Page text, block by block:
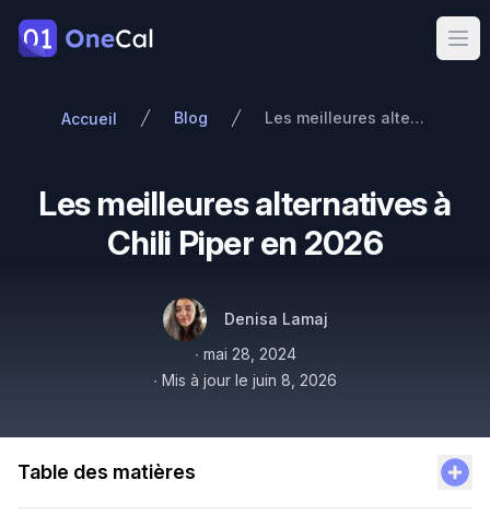
OneCal
Accueil Blog Les meilleures alternatives à Chili Piper en 2026
Les meilleures alternatives à
Chili Piper en 2026
Auteurs
Nom
Twitter
Denisa Lamaj
Publié le
∙ mai 28, 2024
∙ Mis à jour le juin 8, 2026
Table des matières